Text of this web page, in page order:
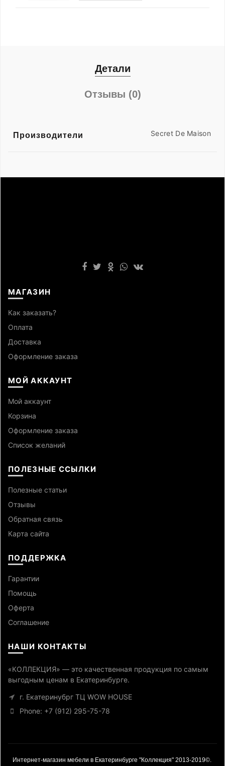
Детали
Отзывы (0)
Производители Secret De Maison
МАГАЗИН
Как заказать?
Оплата
Доставка
Оформление заказа
МОЙ АККАУНТ
Мой аккаунт
Корзина
Оформление заказа
Список желаний
ПОЛЕЗНЫЕ ССЫЛКИ
Полезные статьи
Отзывы
Обратная связь
Карта сайта
ПОДДЕРЖКА
Гарантии
Помощь
Оферта
Cоглашение
НАШИ КОНТАКТЫ
«КОЛЛЕКЦИЯ» — это качественная продукция по самым
выгодным ценам в Екатеринбурге.
г. Екатеринубрг ТЦ WOW HOUSE
Phone: +7 (912) 295-75-78
Интернет-магазин мебели в Екатеринбурге "Коллекция" 2013-2019©.